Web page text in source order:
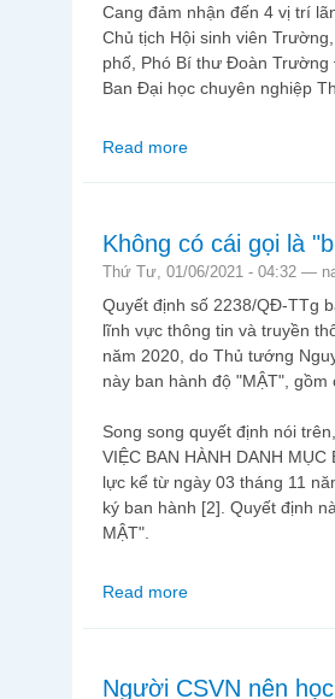
Cang đảm nhận đến 4 vị trí
Chủ tịch Hội sinh viên
phố, Phó Bí thư Đoàn
Ban Đại học chuyên nghiệp
Read more
Không có cái gọi là
Thứ Tư, 01/06/2021 - 04:32 —
Quyết định số 2238/QĐ-TTg
lĩnh vực thông tin và truyền
năm 2020, do Thủ tướng
này ban hành độ "MẬT",
Song song quyết định nói
VIỆC BAN HÀNH DANH
lực kể từ ngày 03 tháng 11
ký ban hành [2]. Quyết định
MẬT".
Read more
Người CSVN nên